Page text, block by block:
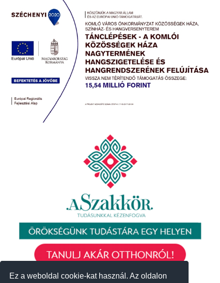
Ez a weboldal cookie-kat használ. Az oldalon
Ez a weboldal cookie-kat használ. Az oldalon